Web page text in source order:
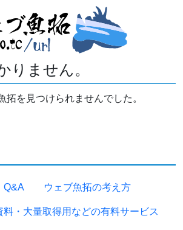
りません。
拓を見つけられませんでした。
Q&A ウェブ魚拓の考え方
料・大量取得用などの有料サービス